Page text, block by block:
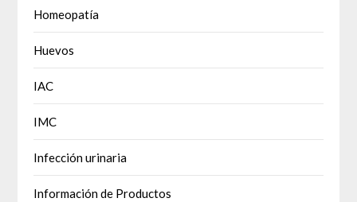
Homeopatía
Huevos
IAC
IMC
Infección urinaria
Información de Productos